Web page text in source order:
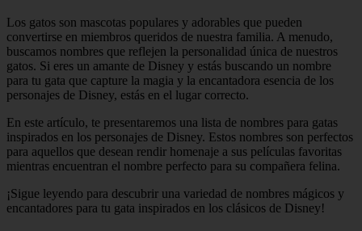
Los gatos son mascotas populares y adorables que pueden
convertirse en miembros queridos de nuestra familia. A menudo,
buscamos nombres que reflejen la personalidad única de nuestros
gatos. Si eres un amante de Disney y estás buscando un nombre
para tu gata que capture la magia y la encantadora esencia de los
personajes de Disney, estás en el lugar correcto.
En este artículo, te presentaremos una lista de nombres para gatas
inspirados en los personajes de Disney. Estos nombres son perfectos
para aquellos que desean rendir homenaje a sus películas favoritas
mientras encuentran el nombre perfecto para su compañera felina.
¡Sigue leyendo para descubrir una variedad de nombres mágicos y
encantadores para tu gata inspirados en los clásicos de Disney!